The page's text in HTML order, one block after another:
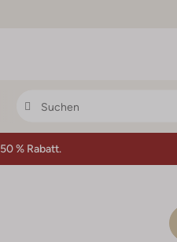
50 % Rabatt.